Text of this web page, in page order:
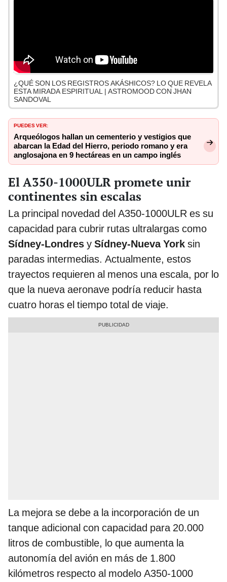
¿QUÉ SON LOS REGISTROS AKÁSHICOS? LO QUE REVELA
ESTA MIRADA ESPIRITUAL | ASTROMOOD CON JHAN
SANDOVAL
PUEDES VER:
Arqueólogos hallan un cementerio y vestigios que
abarcan la Edad del Hierro, periodo romano y era
anglosajona en 9 hectáreas en un campo inglés
El A350-1000ULR promete unir
continentes sin escalas
La principal novedad del A350-1000ULR es su
capacidad para cubrir rutas ultralargas como
Sídney-Londres y Sídney-Nueva York sin
paradas intermedias. Actualmente, estos
trayectos requieren al menos una escala, por lo
que la nueva aeronave podría reducir hasta
cuatro horas el tiempo total de viaje.
La mejora se debe a la incorporación de un
tanque adicional con capacidad para 20.000
litros de combustible, lo que aumenta la
autonomía del avión en más de 1.800
kilómetros respecto al modelo A350-1000